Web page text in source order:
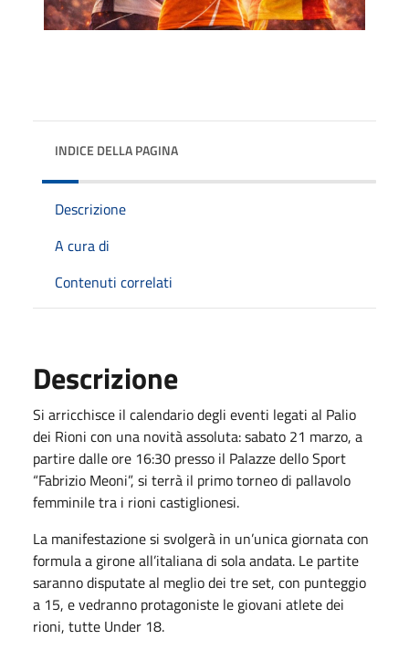
INDICE DELLA PAGINA
Descrizione
A cura di
Contenuti correlati
Descrizione
Si arricchisce il calendario degli eventi legati al Palio
dei Rioni con una novità assoluta: sabato 21 marzo, a
partire dalle ore 16:30 presso il Palazze dello Sport
“Fabrizio Meoni”, si terrà il primo torneo di pallavolo
femminile tra i rioni castiglionesi.
La manifestazione si svolgerà in un’unica giornata con
formula a girone all’italiana di sola andata. Le partite
saranno disputate al meglio dei tre set, con punteggio
a 15, e vedranno protagoniste le giovani atlete dei
rioni, tutte Under 18.